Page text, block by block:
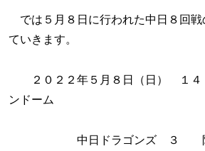
では５月８日に行われた中日８回戦
ていきます。
２０２２年５月８日（日） １
ンドーム
中日ドラゴンズ ３ 阪神